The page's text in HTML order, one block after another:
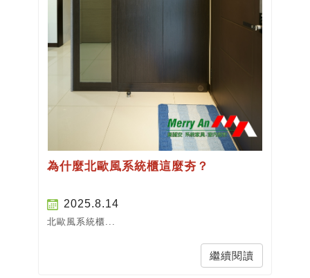
為什麼北歐風系統櫃這麼夯？
2025.8.14
北歐風系統櫃...
繼續閱讀